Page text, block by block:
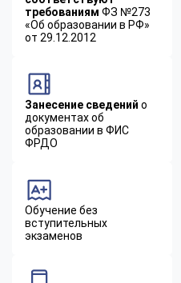
требованиям ФЗ №273
«Об образовании в РФ»
от 29.12.2012
Занесение сведений о
документах об
образовании в ФИС
ФРДО
Обучение без
вступительных
экзаменов